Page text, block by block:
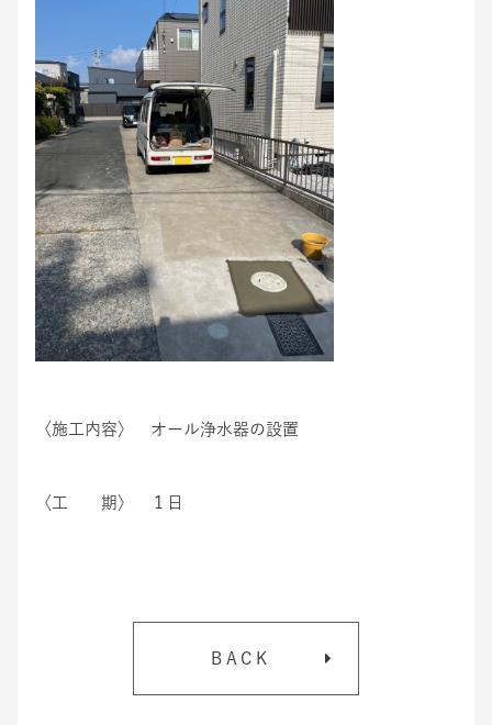
〈施工内容〉 オール浄水器の設置​​​​
〈工 期〉 １日
BACK